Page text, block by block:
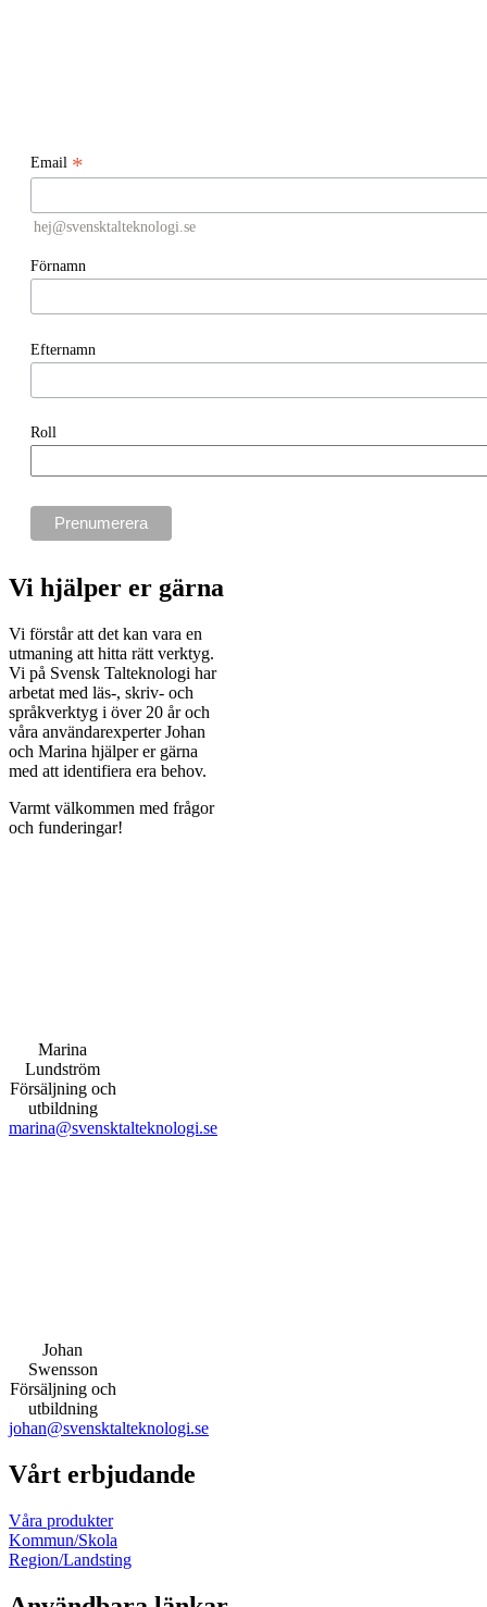
Email *
hej@svensktalteknologi.se
Förnamn
Efternamn
Roll
Vi hjälper er gärna
Vi förstår att det kan vara en
utmaning att hitta rätt verktyg.
Vi på Svensk Talteknologi har
arbetat med läs-, skriv- och
språkverktyg i över 20 år och
våra användarexperter Johan
och Marina hjälper er gärna
med att identifiera era behov.
Varmt välkommen med frågor
och funderingar!
Marina
Lundström
Försäljning och
utbildning
marina@svensktalteknologi.se
Johan
Swensson
Försäljning och
utbildning
johan@svensktalteknologi.se
Vårt erbjudande
Våra produkter
Kommun/Skola
Region/Landsting